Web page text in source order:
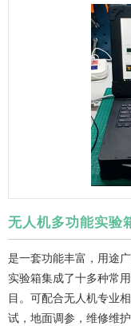
无人机多功能实验
是一套功能丰富，用途
实验箱集成了十多种常
目。可配合无人机专业
试，地面调参，维修维